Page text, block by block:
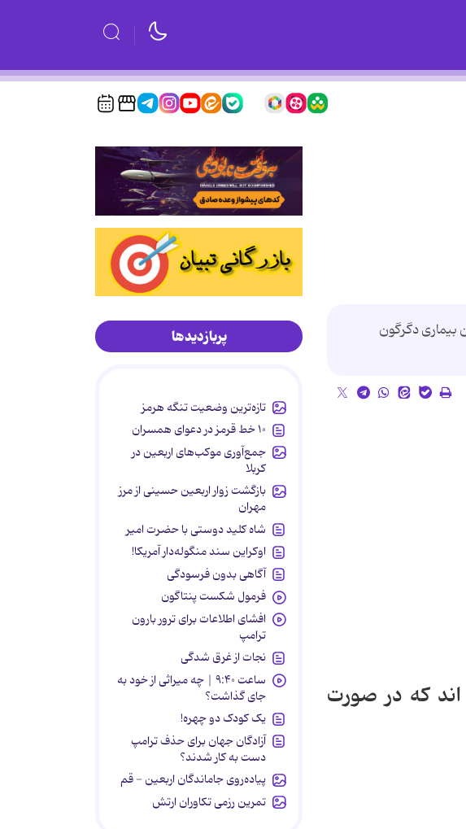
بیماری دگرگون
اند که در صورت
پربازدیدها
تازه‌ترین وضعیت تنگه هرمز
۱۰ خط قرمز در دعوای همسران
جمع‌آوری موکب‌های اربعین در
کربلا
بازگشت زوار اربعین حسینی از مرز
مهران
شاه کلید دوستی با حضرت امیر
اوکراین سند منگوله‌دار آمریکا!
آگاهی بدون فرسودگی
فرمول شکست پنتاگون
افشای اطلاعات برای ترور بارون
ترامپ
نجات از غرق شدگی
ساعت ۹:۴۰ | چه میراثی از خود به
جای گذاشت؟
یک کودک دو چهره!
آزادگان جهان برای حذف ترامپ
دست به کار شدند؟
پیاده‌روی جاماندگان اربعین - قم
تمرین رزمی تکاوران ارتش